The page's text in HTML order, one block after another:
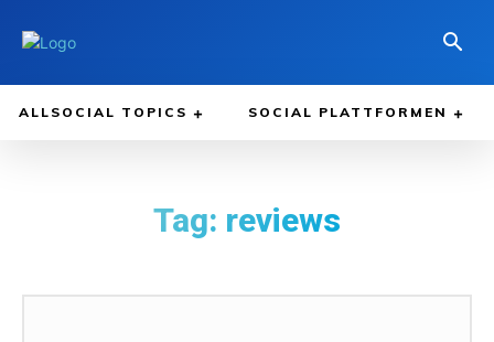
ALLSOCIAL TOPICS SOCIAL PLATTFORMEN
Tag: reviews